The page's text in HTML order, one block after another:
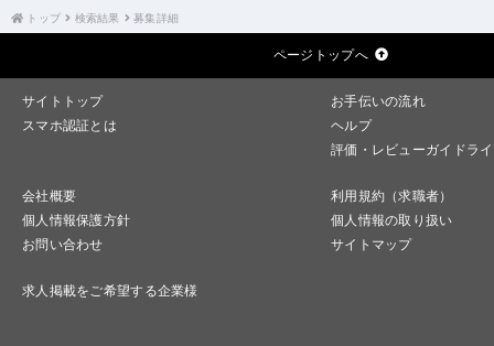
トップ 検索結果 募集詳細
ページトップへ
サイトトップ
お手伝いの流れ
スマホ認証とは
ヘルプ
評価・レビューガイドラ
会社概要
利用規約（求職者）
個人情報保護方針
個人情報の取り扱い
お問い合わせ
サイトマップ
求人掲載をご希望する企業様